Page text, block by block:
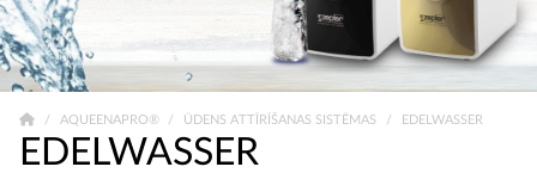
AQUEENAPRO® ŪDENS ATTĪRĪŠANAS SISTĒMAS EDELWASSER
EDELWASSER